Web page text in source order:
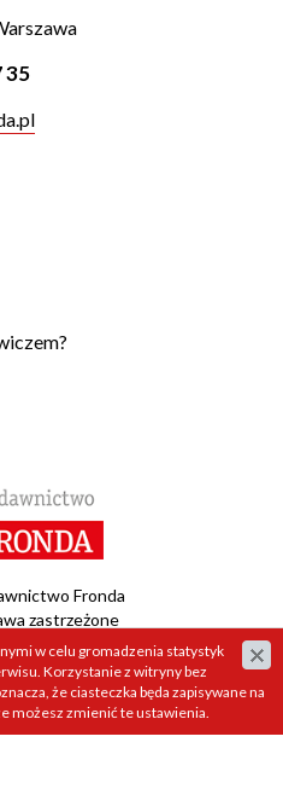
35
Fronda
zastrzeżone
:www.zstudio.pl
w celu gromadzenia statystyk
Korzystanie z witryny bez
że ciasteczka będa zapisywane na
możesz zmienić te ustawienia.